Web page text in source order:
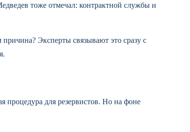
тоже отмечал: контрактной службы и
Эксперты связывают это сразу с
процедура для резервистов. Но на фоне